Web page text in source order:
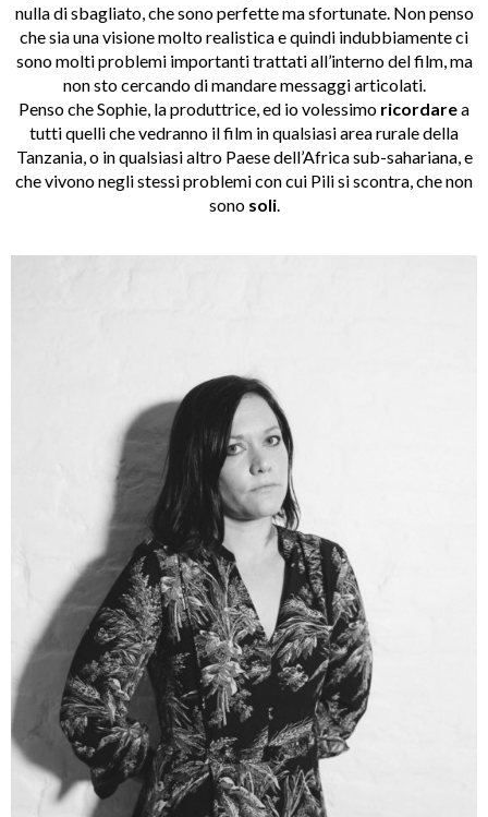
nulla di sbagliato, che sono perfette ma sfortunate. Non penso
che sia una visione molto realistica e quindi indubbiamente ci
sono molti problemi importanti trattati all’interno del film, ma
non sto cercando di mandare messaggi articolati.
Penso che Sophie, la produttrice, ed io volessimo ricordarea
tutti quelli che vedranno il film in qualsiasi area rurale della
Tanzania, o in qualsiasi altro Paese dell’Africa sub-sahariana, e
che vivono negli stessi problemi con cui Pili si scontra, che non
sono soli.